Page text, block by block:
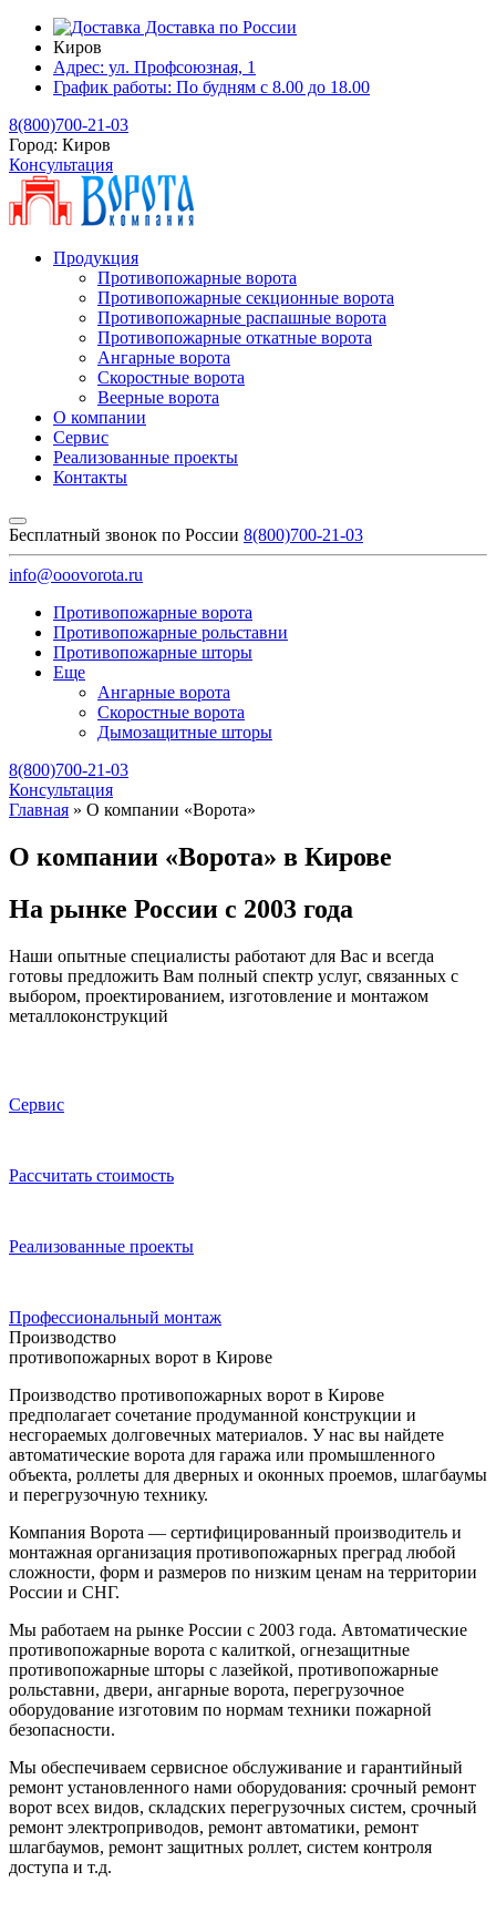
Доставка по России
Киров
Адрес: ул. Профсоюзная, 1
График работы: По будням с 8.00 до 18.00
8(800)700-21-03
Город: Киров
Консультация
Продукция
Противопожарные ворота
Противопожарные секционные ворота
Противопожарные распашные ворота
Противопожарные откатные ворота
Ангарные ворота
Скоростные ворота
Веерные ворота
О компании
Сервис
Реализованные проекты
Контакты
Бесплатный звонок по России 8(800)700-21-03
info@ooovorota.ru
Противопожарные ворота
Противопожарные рольставни
Противопожарные шторы
Еще
Ангарные ворота
Скоростные ворота
Дымозащитные шторы
8(800)700-21-03
Консультация
Главная » О компании «Ворота»
О компании «Ворота» в Кирове
На рынке России с 2003 года
Наши опытные специалисты работают для Вас и всегда
готовы предложить Вам полный спектр услуг, связанных с
выбором, проектированием, изготовление и монтажом
металлоконструкций
Сервис
Расcчитать стоимость
Реализованные проекты
Профессиональный монтаж
Производство
противопожарных ворот в Кирове
Производство противопожарных ворот в Кирове
предполагает сочетание продуманной конструкции и
несгораемых долговечных материалов. У нас вы найдете
автоматические ворота для гаража или промышленного
объекта, роллеты для дверных и оконных проемов, шлагбаумы
и перегрузочную технику.
Компания Ворота — сертифицированный производитель и
монтажная организация противопожарных преград любой
сложности, форм и размеров по низким ценам на территории
России и СНГ.
Мы работаем на рынке России с 2003 года. Автоматические
противопожарные ворота с калиткой, огнезащитные
противопожарные шторы с лазейкой, противопожарные
рольставни, двери, ангарные ворота, перегрузочное
оборудование изготовим по нормам техники пожарной
безопасности.
Мы обеспечиваем сервисное обслуживание и гарантийный
ремонт установленного нами оборудования: срочный ремонт
ворот всех видов, складских перегрузочных систем, срочный
ремонт электроприводов, ремонт автоматики, ремонт
шлагбаумов, ремонт защитных роллет, систем контроля
доступа и т.д.